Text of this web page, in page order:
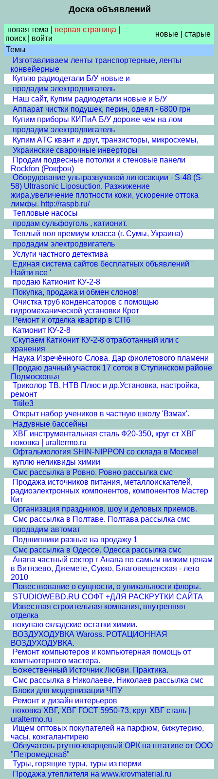
Доска объявлений
новая тема первая страница
поиск
войти
новые
старые
Темы
Изготавливаем ленты транспортерные, ленты
конвейерные
Куплю радиодетали Б/У новые и
продадим электродвигатель
Наш сайт, Купим радиодетали новые и Б/У
Аппарат чистки подушек, перин, одеял - 6800 грн
Купим приборы КИПиА Б/У дороже чем на лом
продадим электродвигатель
Купим АТС квант и друг, транзисторы, микросхемы,
Украинские сварочные инверторы
Продам подвесные потолки и стеновые панели
Rockfon (Рокфон)
Оборудование ультразвуковой липосакции - S-48 (S-
58) Ultrasonic Liposuction. Разжижение
жира,увеличение плотности кожи, ускорение оттока
лимфы. http://raspb.ru/
Тепловые насосы
продам сульфоуголь , катионит.
Теплый пол премиум класса (г. Сумы, Украина)
продадим электродвигатель
Услуги частного детектива
Единая система сайтов бесплатных объявлений '
Найти все '
продаю Катионит КУ-2-8
Покупка, продажа и обмен слонов!
Очистка труб конденсаторов с помощью
гидромеханической установки Крот
Ремонт и отделка квартир в СПб
Катионит КУ-2-8
Скупаем Катионит КУ-2-8 отработанный или с
хранения
Наука Изречённого Слова. Дар фиолетового пламени
Продаю дачный участок 17 соток в Ступинском районе
Подмосковья
Триколор ТВ, НТВ Плюс и др.Установка, настройка,
ремонт
Titile3
Открыт набор учеников в частную школу 'Взмах'.
Надувные бассейны
ХВГ инструментальная сталь Ф20-350, круг ст ХВГ
поковка | uraltermo.ru
Офтальмология SHIN-NIPPON со склада в Москве!
куплю неликвиды химии
Смс рассылка в Ровно. Ровно рассылка смс
Продажа источников питания, металлоискателей,
радиоэлектронных компонентов, компонентов Мастер
Кит
Организация праздников, шоу и деловых приемов.
Смс рассылка в Полтаве. Полтава рассылка смс
продадим автомат
Подшипники разные на продажу 1
Смс рассылка в Одессе. Одесса рассылка смс
Анапа частный сектор г Анапа по самым низким ценам
в Витязево, Джемете, Сукко, Благовещенская - лето
2010
Повествование о сущности, о уникальности флоры.
STUDIOWEBD.RU СОФТ +ДЛЯ РАСКРУТКИ САЙТА
Известная строительная компания, внутренняя
отделка
покупаю складские остатки химии.
ВОЗДУХОДУВКА Waross. РОТАЦИОННАЯ
ВОЗДУХОДУВКА.
Ремонт компьютеров и компьютерная помощь от
компьютерного мастера.
Божественный Источник Любви. Практика.
Смс рассылка в Николаеве. Николаев рассылка смс
Блоки для модернизации ЧПУ
Ремонт и дизайн интерьеров
поковка ХВГ, ХВГ ГОСТ 5950-73, круг ХВГ сталь |
uraltermo.ru
Ищем оптовых покупателей на парфюм, бижутерию,
часы, кожгалантирею
Облучатель ртутно-кварцевый ОРК на штативе от ООО
"Петромедснаб"
Туры, горящие туры, туры из перми
Продажа утеплителя на www.krovmaterial.ru